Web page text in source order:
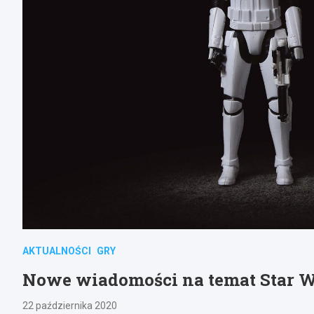
AKTUALNOŚCI GRY
Nowe wiadomości na temat Star
22 października 2020